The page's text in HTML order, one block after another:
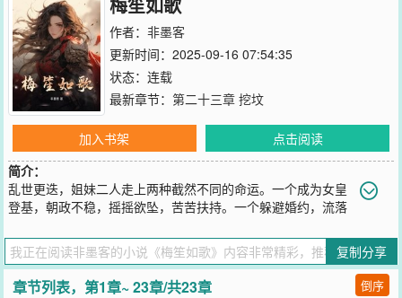
作者： 非墨客
更新时间：2025-09-16 07:54:35
状态：连载
最新章节： 第二十三章 挖坟
加入书架
点击阅读
简介：
乱世更迭，姐妹二人走上两种截然不同的命运。一个成为女皇
登基，朝政不稳，摇摇欲坠，苦苦扶持。一个躲避婚约，流落
年，只为一朝倾覆，重振国威。
您要是觉得《梅笙如歌》还不错的话请不要忘记向您QQ群和微博微信
里的朋友推荐哦！
复制分享
章节列表，第1章~ 23章/共23章 倒序